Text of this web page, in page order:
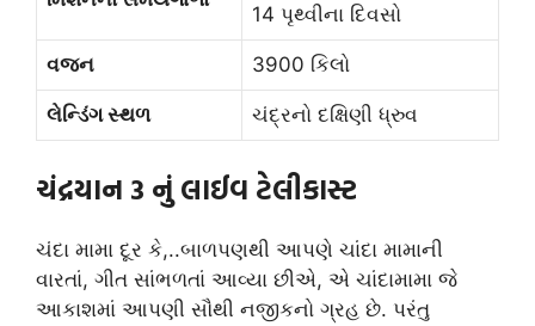
14 પૃથ્વીના દિવસો
વજન 3900 કિલો
લેન્ડિંગ સ્થળ ચંદ્રનો દક્ષિણી ધ્રુવ
ચંદ્રયાન 3 નું લાઈવ ટેલીકાસ્ટ
ચંદા મામા દૂર કે,..બાળપણથી આપણે ચાંદા મામાની
વારતાં, ગીત સાંભળતાં આવ્યા છીએ, એ ચાંદામામા જે
આકાશમાં આપણી સૌથી નજીકનો ગ્રહ છે. પરંતુ